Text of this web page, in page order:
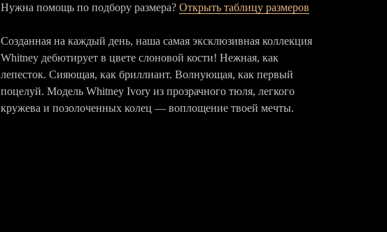
Нужна помощь по подбору размера? Открыть таблицу размеров
Созданная на каждый день, наша самая эксклюзивная коллекция
Whitney дебютирует в цвете слоновой кости! Нежная, как
лепесток. Сияющая, как бриллиант. Волнующая, как первый
поцелуй. Модель Whitney Ivory из прозрачного тюля, легкого
кружева и позолоченных колец — воплощение твоей мечты.